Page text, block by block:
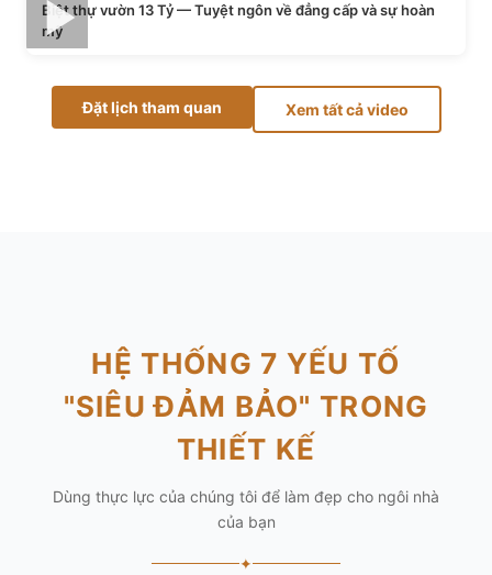
Biệt thự vườn 13 Tỷ — Tuyệt ngôn về đẳng cấp và sự hoàn
mỹ
Đặt lịch tham quan Xem tất cả video
HỆ THỐNG 7 YẾU TỐ
"SIÊU ĐẢM BẢO" TRONG
THIẾT KẾ
Dùng thực lực của chúng tôi để làm đẹp cho ngôi nhà
của bạn
✦